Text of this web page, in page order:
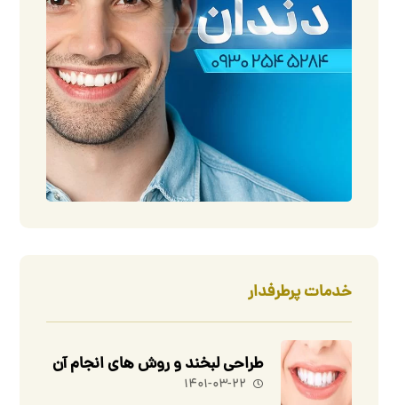
خدمات پرطرفدار
طراحی لبخند و روش های انجام آن
۱۴۰۱-۰۳-۲۲